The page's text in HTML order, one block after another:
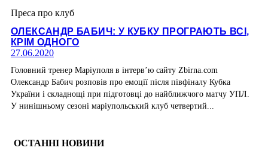
Преса про клуб
ОЛЕКСАНДР БАБИЧ: У КУБКУ ПРОГРАЮТЬ ВСІ,
КРІМ ОДНОГО
27.06.2020
Головний тренер Маріуполя в інтерв’ю сайту Zbirna.com
Олександр Бабич розповів про емоції після півфіналу Кубка
України і складнощі при підготовці до найближчого матчу УПЛ.
У нинішньому сезоні маріупольський клуб четвертий...
ОСТАННІ НОВИНИ